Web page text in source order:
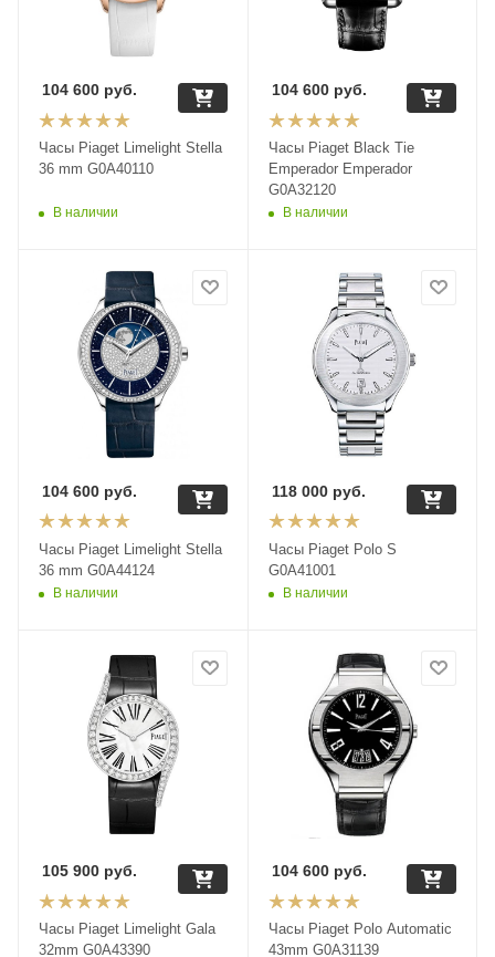
Часы Piaget Limelight Stella
36 mm G0A40110
В наличии
104 600 руб.
Часы Piaget Black Tie
Emperador Emperador
G0A32120
В наличии
104 600руб.
Часы Piaget Limelight Stella
36 mm G0A44124
В наличии
104 600 руб.
Часы Piaget Polo S
G0A41001
В наличии
118 000руб.
Часы Piaget Limelight Gala
32mm G0A43390
105 900 руб.
Часы Piaget Polo Automatic
43mm G0A31139
104 600руб.